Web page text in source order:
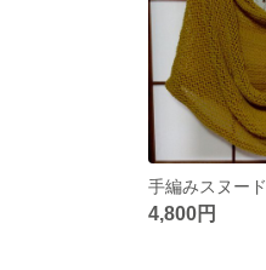
手編みスヌード
4,800円